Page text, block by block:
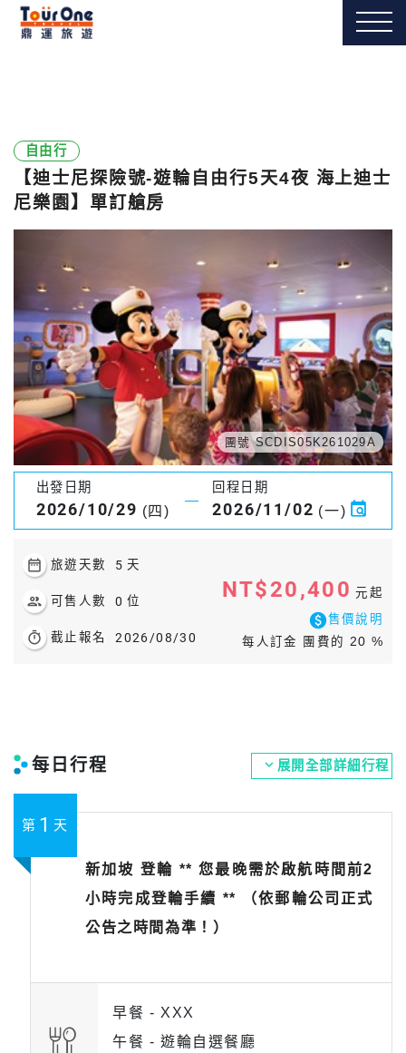
自由行
【迪士尼探險號-遊輪自由行5天4夜 海上迪士
尼樂園】單訂艙房
團號 SCDIS05K261029A
出發日期
2026/10/29 (四)
回程日期
2026/11/02 (一)
date_range 旅遊天數 5 天
people 可售人數 0 位
timer 截止報名 2026/08/30
NT$20,400 元起
paid售價說明
每人訂金 團費的 20 %
每日行程 expand_more 展開全部詳細行程
第 1 天
新加坡 登輪 ** 您最晚需於啟航時間前2
小時完成登輪手續 ** （依郵輪公司正式
公告之時間為準！）
早餐 - XXX
午餐 - 遊輪自選餐廳